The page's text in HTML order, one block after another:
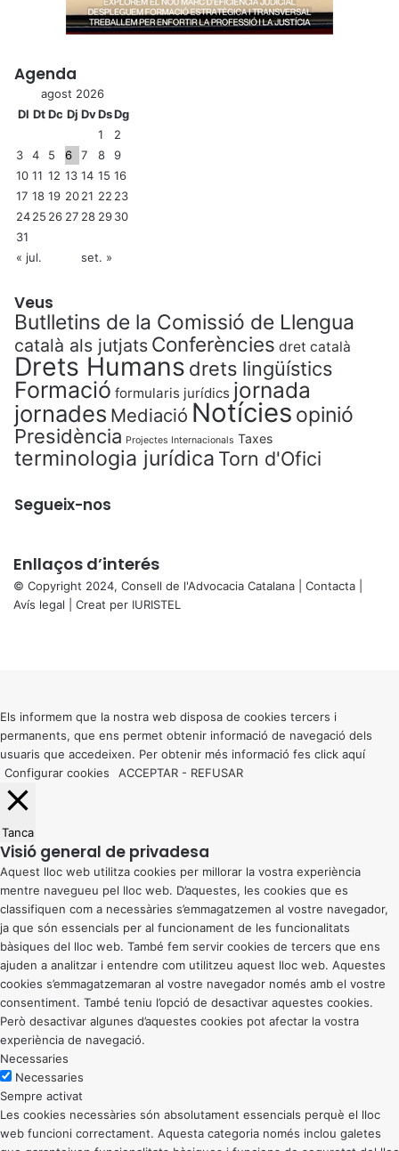
Agenda
agost 2026
Dl DtDc Dj DvDsDg
1
2
3
4 5 6 7 8
9
10 11 12 13 14 15 16
17 18 19 2021 22 23
2425 26 27 28 2930
31
« jul.
set. »
Veus
Butlletins de la Comissió de Llengua
català als jutjats Conferències dret català
Drets Humans drets lingüístics
Formació formularis jurídics jornada
jornades Mediació Notícies opinió
Presidència Projectes Internacionals Taxes
terminologia jurídica Torn d'Ofici
Segueix-nos
Enllaços d’interés
© Copyright 2024, Consell de l'Advocacia Catalana | Contacta
Avís legal | Creat per IURISTEL
button
Els informem que la nostra web disposa de cookies tercers i
permanents, que ens permet obtenir informació de navegació dels
usuaris que accedeixen. Per obtenir més informació fes click aquí
Configurar cookies
ACCEPTAR - REFUSAR
Tanca
Visió general de privadesa
Aquest lloc web utilitza cookies per millorar la vostra experiència
mentre navegueu pel lloc web. D’aquestes, les cookies que es
classifiquen com a necessàries s’emmagatzemen al vostre navegador,
ja que són essencials per al funcionament de les funcionalitats
bàsiques del lloc web. També fem servir cookies de tercers que ens
ajuden a analitzar i entendre com utilitzeu aquest lloc web. Aquestes
cookies s’emmagatzemaran al vostre navegador només amb el vostre
consentiment. També teniu l’opció de desactivar aquestes cookies.
Però desactivar algunes d’aquestes cookies pot afectar la vostra
experiència de navegació.
Necessaries
Necessaries
Sempre activat
Les cookies necessàries són absolutament essencials perquè el lloc
web funcioni correctament. Aquesta categoria només inclou galetes